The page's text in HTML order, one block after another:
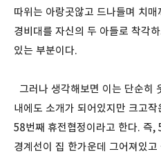
따위는 아랑곳않고 드나들며 치
경비대를 자신의 두 아들로 착각
있는 부분이다.
그러나 생각해보면 이는 단순히
내에도 소개가 되어있지만 크고
58번째 휴전협정이라고 한다. 즉,
경계선이 집 한가운데 그어져있